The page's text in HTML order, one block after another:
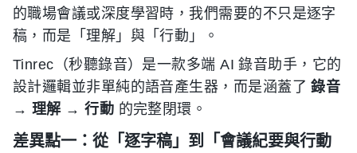
的職場會議或深度學習時，我們需要的不只是逐字
稿，而是「理解」與「行動」。
Tinrec（秒聽錄音）是一款多端 AI 錄音助手，它的
設計邏輯並非單純的語音產生器，而是涵蓋了錄音
→ 理解 → 行動 的完整閉環。
差異點一：從「逐字稿」到「會議紀要與行動